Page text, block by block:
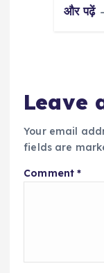
और पढ़ें
Leave
Your email
fields are
Comment*